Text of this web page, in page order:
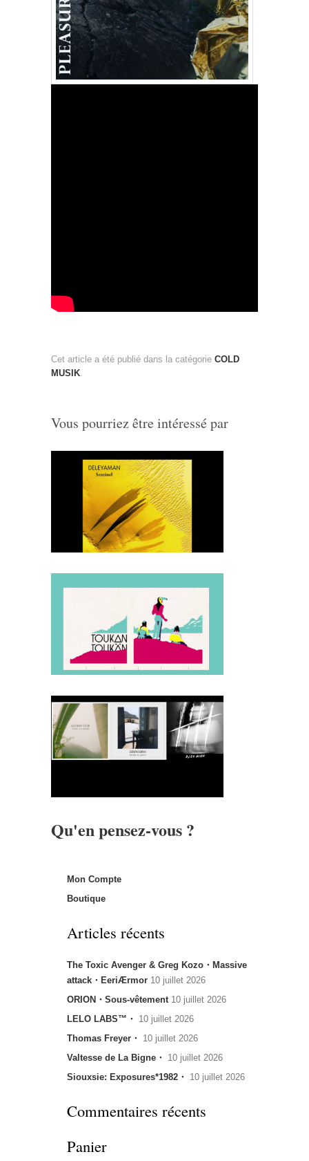
Cet article a été publié dans la catégorie COLD
MUSIK.
Vous pourriez être intéressé par
Qu'en pensez-vous ?
Mon Compte
Boutique
Articles récents
The Toxic Avenger & Greg Kozo・Massive
attack・EeriÆrmor 10 juillet 2026
ORION・Sous-vêtement 10 juillet 2026
LELO LABS™・ 10 juillet 2026
Thomas Freyer・ 10 juillet 2026
Valtesse de La Bigne・ 10 juillet 2026
Siouxsie: Exposures*1982・ 10 juillet 2026
Commentaires récents
Panier